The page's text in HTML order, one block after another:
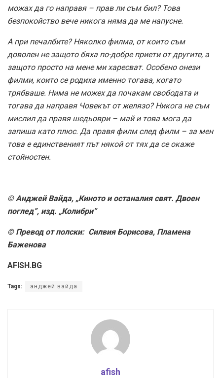
можах да го направя – прав ли съм бил? Това
безпокойство вече никога няма да ме напусне.
А при печалбите? Няколко филма, от които съм
доволен не защото бяха по-добре приети от другите, а
защото просто на мене ми харесват. Особено онези
филми, които се родиха именно тогава, когато
трябваше. Нима не можех да почакам свободата и
тогава да направя Човекът от желязо? Никога не съм
мислил да правя шедьоври – май и това мога да
запиша като плюс. Да правя филм след филм – за мен
това е единственият път някой от тях да се окаже
стойностен.
© Анджей Вайда, „Киното и останалия свят. Двоен
поглед”, изд. „Колибри”
© Превод от полски: Силвия Борисова, Пламена
Баженова
AFISH.BG
Tags: анджей вайда
afish